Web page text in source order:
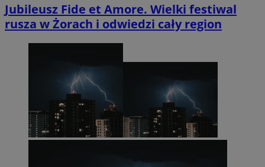
Jubileusz Fide et Amore. Wielki festiwal
rusza w Żorach i odwiedzi cały region